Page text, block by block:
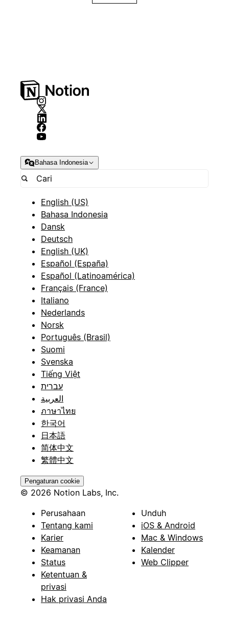
Bahasa Indonesia
English (US)
Bahasa Indonesia
Dansk
Deutsch
English (UK)
Español (España)
Español (Latinoamérica)
Français (France)
Italiano
Nederlands
Norsk
Português (Brasil)
Suomi
Svenska
Tiếng Việt
עברית
العربية
ภาษาไทย
한국어
日本語
简体中文
繁體中文
Pengaturan cookie
© 2026 Notion Labs, Inc.
Perusahaan
Tentang kami
Karier
Keamanan
Status
Ketentuan &
privasi
Hak privasi Anda
Unduh
iOS & Android
Mac & Windows
Kalender
Web Clipper